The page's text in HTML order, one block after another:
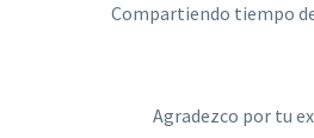
Compartiendo tiempo
Agradezco por tu